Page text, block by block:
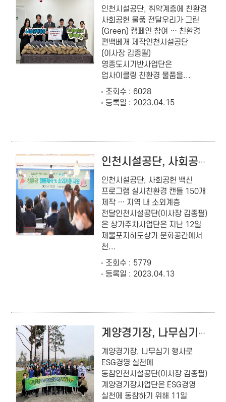
인천시설공단, 취약계층에 친환경
사회공헌 물품 전달우리가 그린
(Green) 캠페인 참여 … 친환경
편백베개 제작인천시설공단
(이사장 김종필)
영종도시기반사업단은
업사이클링 친환경 물품을...
조회수 : 6028
등록일 : 2023.04.15
인천시설공단, 사회공헌 백신 프로그램 실시
인천시설공단, 사회공헌 백신
프로그램 실시친환경 캔들 150개
제작 … 지역 내 소외계층
전달인천시설공단(이사장 김종필)
은 상가주차사업단은 지난 12일
제물포지하도상가 문화공간에서
천...
조회수 : 5779
등록일 : 2023.04.13
계양경기장, 나무심기 행사로 ESG경영 실천에 동참
계양경기장, 나무심기 행사로
ESG경영 실천에
동참인천시설공단(이사장 김종필)
계양경기장사업단은 ESG경영
실천에 동참하기 위해 11일